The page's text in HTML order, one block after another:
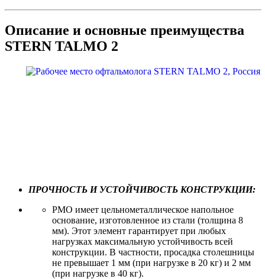
Описание и основные преимущества
STERN TALMO 2
ПРОЧНОСТЬ И УСТОЙЧИВОСТЬ КОНСТРУКЦИИ:
РМО имеет цельнометаллическое напольное
основание, изготовленное из стали (толщина 8
мм). Этот элемент гарантирует при любых
нагрузках максимальную устойчивость всей
конструкции. В частности, просадка столешницы
не превышает 1 мм (при нагрузке в 20 кг) и 2 мм
(при нагрузке в 40 кг).